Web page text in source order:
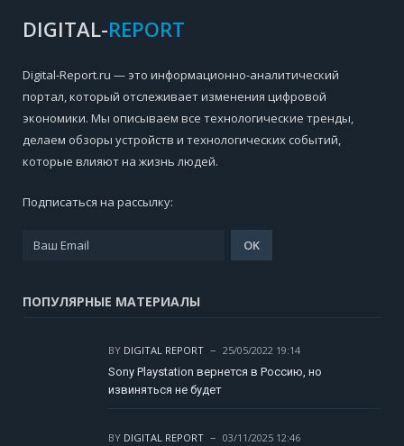
DIGITAL-REPORT
Digital-Report.ru — это информационно-аналитический
портал, который отслеживает изменения цифровой
экономики. Мы описываем все технологические тренды,
делаем обзоры устройств и технологических событий,
которые влияют на жизнь людей.
Подписаться на рассылку:
ПОПУЛЯРНЫЕ МАТЕРИАЛЫ
BY DIGITAL REPORT
25/05/2022 19:14
Sony Playstation вернется в Россию, но
извиняться не будет
BY DIGITAL REPORT
03/11/2025 12:46